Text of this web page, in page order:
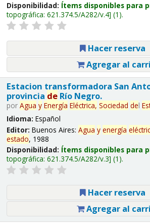
Disponibilidad: Ítems disponibles para
topográfica: 621.374.5/A282/v.4 (1).
Hacer reserva
Agregar al
Estacion transformadora San
provincia deRío Negro.
por Agua y Energía Eléctrica, Sociedad del
Idioma: Español
Editor: Buenos Aires: Agua y energía
estado, 1988
Disponibilidad: Ítems disponibles para
topográfica: 621.374.5/A282/v.3 (1).
Hacer reserva
Agregar al